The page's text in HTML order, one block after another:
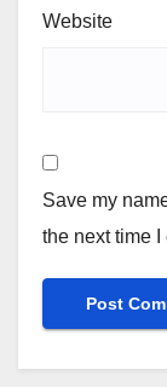
Website
Save my
the next time I